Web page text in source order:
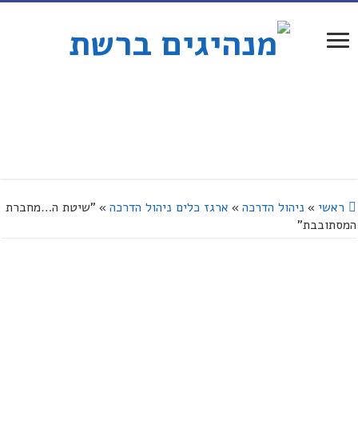
ראשי » ניהול הדרכה » ארגז כלים ניהול הדרכה » "שיטת ה…מחברת
המסתובבת"